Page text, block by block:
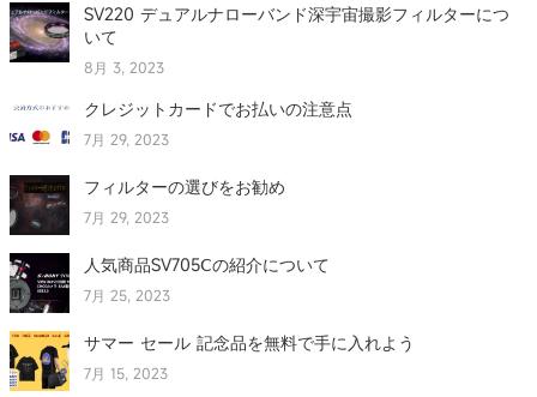
SV220 デュアルナローバンド深宇宙撮影フィルターにつ
いて
8月 3, 2023
クレジットカードでお払いの注意点
7月 29, 2023
フィルターの選びをお勧め
7月 29, 2023
人気商品SV705Ⅽの紹介について
7月 25, 2023
サマー セール 記念品を無料で手に入れよう
7月 15, 2023